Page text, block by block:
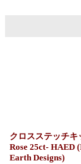
クロスステッチキ
Rose 25ct- HAED
Earth Designs)